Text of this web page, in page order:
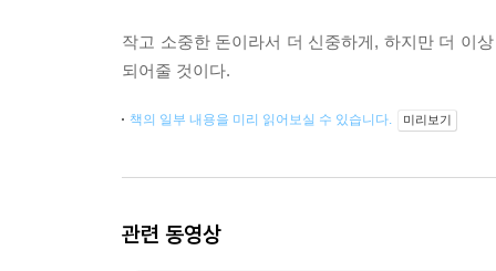
작고 소중한 돈이라서 더 신중하게, 하지만 더 이
되어줄 것이다.
책의 일부 내용을 미리 읽어보실 수 있습니다. 미리보기
관련 동영상